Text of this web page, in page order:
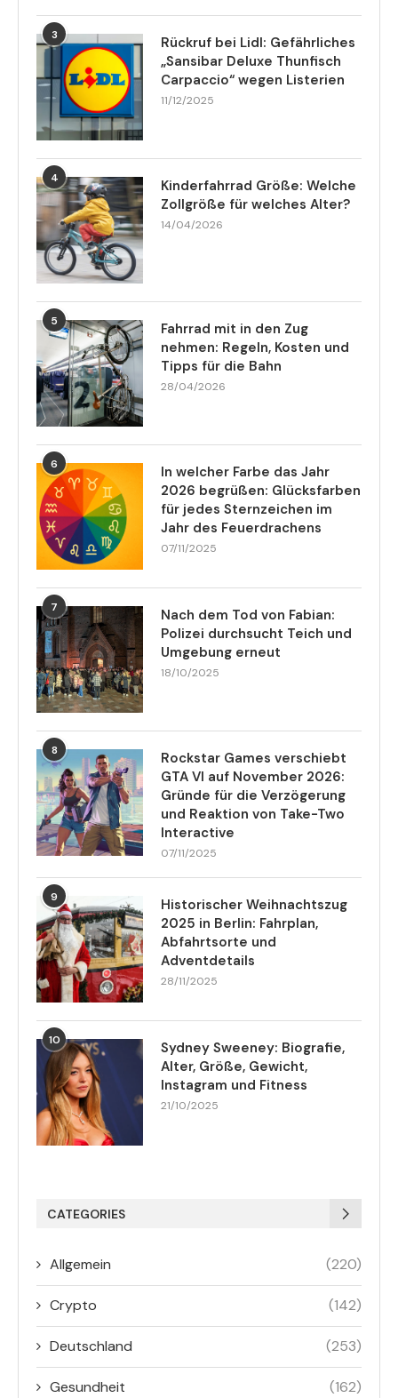
3
Rückruf bei Lidl: Gefährliches
„Sansibar Deluxe Thunfisch
Carpaccio“ wegen Listerien
11/12/2025
4
Kinderfahrrad Größe: Welche
Zollgröße für welches Alter?
14/04/2026
5
Fahrrad mit in den Zug
nehmen: Regeln, Kosten und
Tipps für die Bahn
28/04/2026
6
In welcher Farbe das Jahr
2026 begrüßen: Glücksfarben
für jedes Sternzeichen im
Jahr des Feuerdrachens
07/11/2025
7
Nach dem Tod von Fabian:
Polizei durchsucht Teich und
Umgebung erneut
18/10/2025
8
Rockstar Games verschiebt
GTA VI auf November 2026:
Gründe für die Verzögerung
und Reaktion von Take-Two
Interactive
07/11/2025
9
Historischer Weihnachtszug
2025 in Berlin: Fahrplan,
Abfahrtsorte und
Adventdetails
28/11/2025
10
Sydney Sweeney: Biografie,
Alter, Größe, Gewicht,
Instagram und Fitness
21/10/2025
CATEGORIES
Allgemein (220)
Crypto (142)
Deutschland (253)
Gesundheit (162)